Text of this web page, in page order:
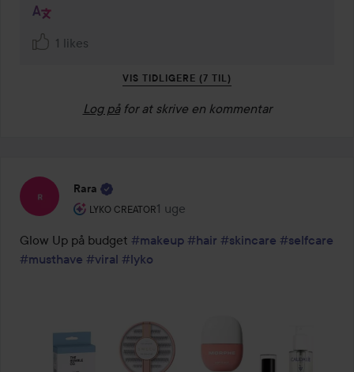
1 likes
VIS TIDLIGERE (7 TIL)
Log på for at skrive en kommentar
Rara
LYKO CREATOR
Brugerens rolle: Lyko Creator.
1 uge
Posten blev oprettet 1 uge
Glow Up på budget #makeup #hair #skincare #selfcare
#musthave #viral #lyko